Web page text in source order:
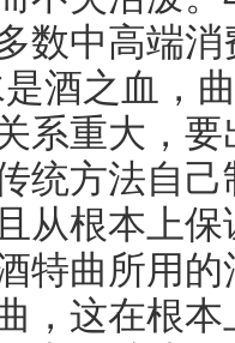
数中高端
之血，曲
系重大，
统方法自
从根本上
特曲所用
，这在根